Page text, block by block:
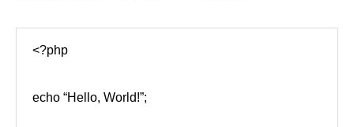
<?php
echo “Hello, World!”;